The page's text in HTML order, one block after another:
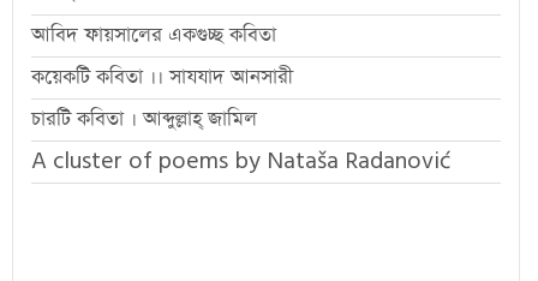
আবিদ ফায়সালের একগুচ্ছ কবিতা
কয়েকটি কবিতা ।। সাযযাদ আনসারী
চারটি কবিতা । আব্দুল্লাহ্ জামিল
A cluster of poems by Nataša Radanović